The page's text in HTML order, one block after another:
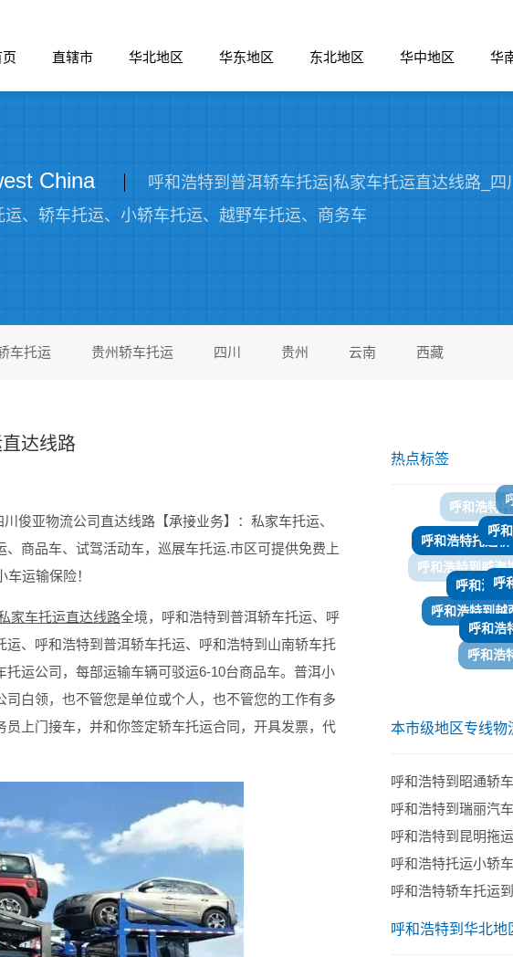
直辖市 华北地区 华东地区 东北地区 华中地区 华
China
呼和浩特到普洱轿车托运|私家车托运直达线路_
、轿车托运、小轿车托运、越野车托运、商务车
车托运 贵州轿车托运 四川 贵州 云南 西藏
达线路
川俊亚物流公司直达线路【承接业务】：私家车托运、
商品车、试驾活动车，巡展车托运.市区可提供免费上
运输保险！
家车托运直达线路全境，呼和浩特到普洱轿车托运、呼
、呼和浩特到普洱轿车托运、呼和浩特到山南轿车托
运公司，每部运输车辆可驳运6-10台商品车。普洱小
白领，也不管您是单位或个人，也不管您的工作有多
上门接车，并和你签定轿车托运合同，开具发票，代
热点标签
呼和浩特托运
呼
呼
呼和浩特
呼和浩特到
呼和浩特
呼
呼和浩
呼和浩
本市级地区专线物
呼和浩特到昭通轿
呼和浩特到瑞丽汽
呼和浩特到昆明拖
呼和浩特托运小轿
呼和浩特轿车托运
呼和浩特到华北